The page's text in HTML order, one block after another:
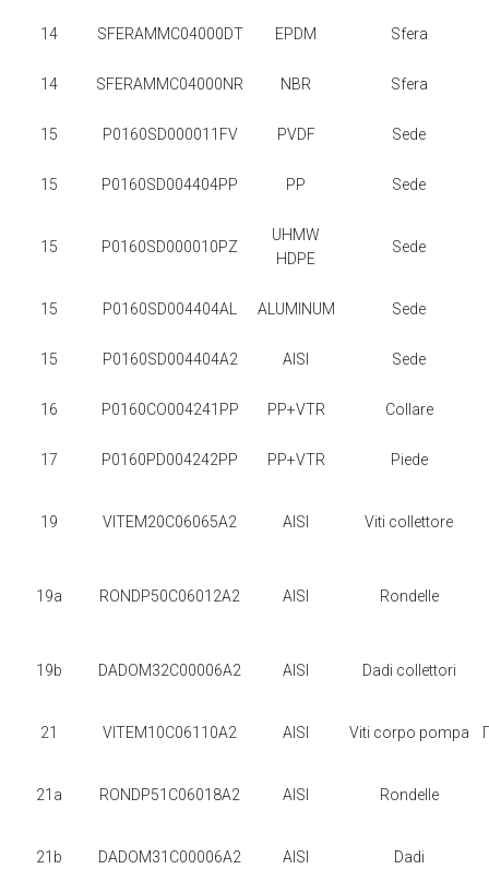
14 SFERAMMC04000DT EPDM Sfera
14 SFERAMMC04000NR NBR Sfera
15 P0160SD000011FV PVDF Sede
15 P0160SD004404PP PP Sede
15 P0160SD000010PZ
UHMW
HDPE
Sede
15 P0160SD004404AL ALUMINUM Sede
15 P0160SD004404A2 AISI Sede
16 P0160CO004241PP PP+VTR Collare
17 P0160PD004242PP PP+VTR Piede
19 VITEM20C06065A2 AISI Viti collettore
19a RONDP50C06012A2 AISI Rondelle
19b DADOM32C00006A2 AISI Dadi collettori
21 VITEM10C06110A2 AISI Viti corpo pompa
21a RONDP51C06018A2 AISI Rondelle
21b DADOM31C00006A2 AISI Dadi